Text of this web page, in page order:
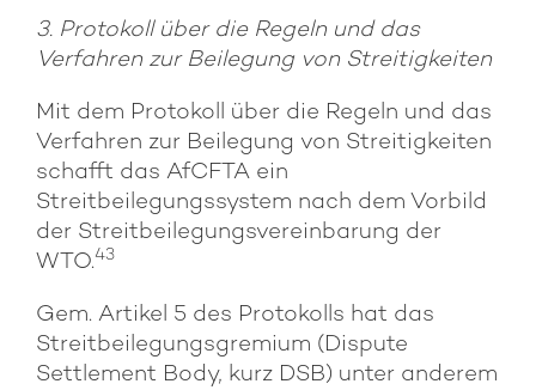
3. Protokoll über die Regeln und das
Verfahren zur Beilegung von Streitigkeiten
Mit dem Protokoll über die Regeln und das
Verfahren zur Beilegung von Streitigkeiten
schafft das AfCFTA ein
Streitbeilegungssystem nach dem Vorbild
der Streitbeilegungsvereinbarung der
WTO.43
Gem. Artikel 5 des Protokolls hat das
Streitbeilegungsgremium (Dispute
Settlement Body, kurz DSB) unter anderem